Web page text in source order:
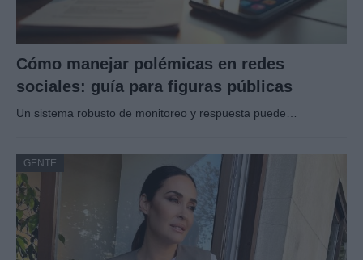
Cómo manejar polémicas en redes
sociales: guía para figuras públicas
Un sistema robusto de monitoreo y respuesta puede…
GENTE